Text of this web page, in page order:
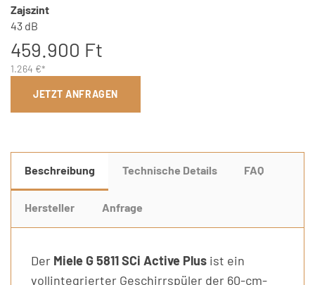
Zajszint
43 dB
459.900 Ft
1.264 €*
JETZT ANFRAGEN
Beschreibung Technische Details FAQ
Hersteller Anfrage
Der Miele G 5811 SCi Active Plus ist ein
vollintegrierter Geschirrspüler der 60-cm-